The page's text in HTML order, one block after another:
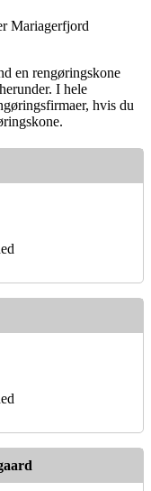
Mariagerfjord
en rengøringskone
I hele
hvis du